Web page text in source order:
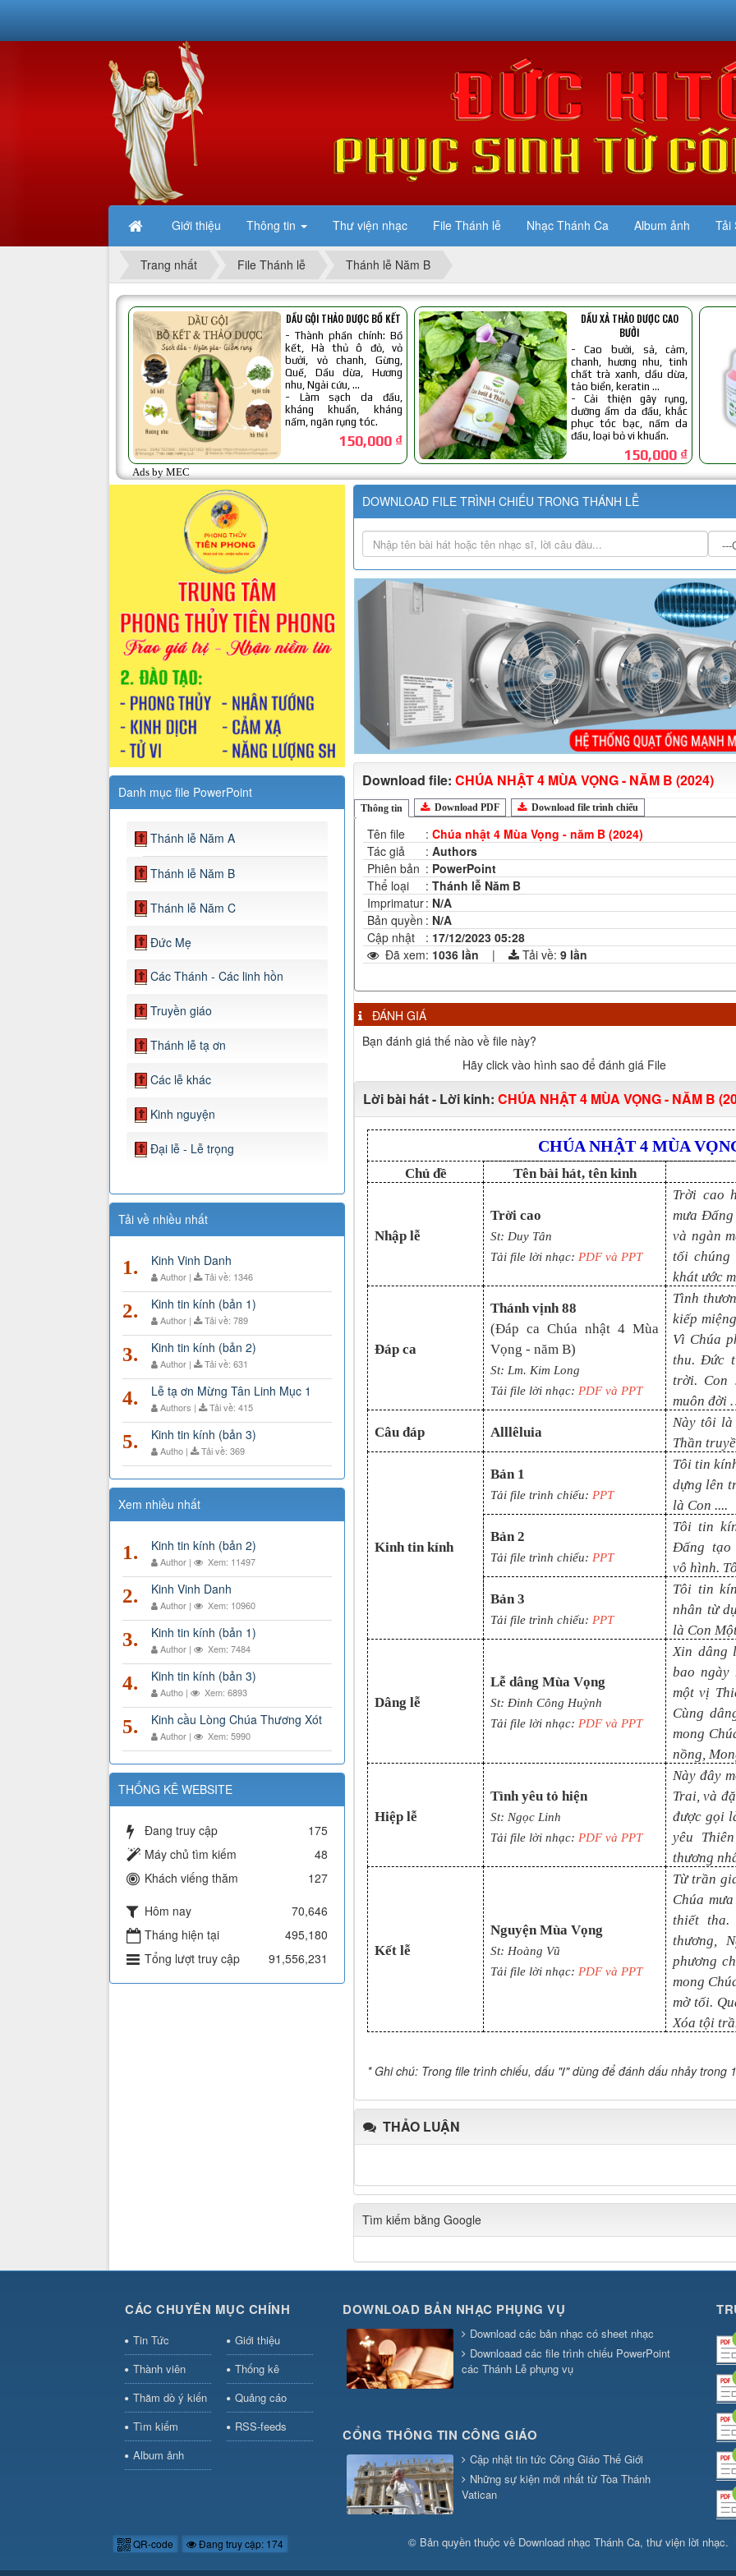
Giới thiệu Thông tin Thư viện nhạc File Thánh lễ Nhạc Thánh Ca Album ảnh Tải
Trang nhất File Thánh lễ Thánh lễ Năm B
Danh mục file PowerPoint
Thánh lễ Năm A
Thánh lễ Năm B
Thánh lễ Năm C
Đức Mẹ
Các Thánh - Các linh hồn
Truyền giáo
Thánh lễ tạ ơn
Các lễ khác
Kinh nguyện
Đại lễ - Lễ trọng
Tải về nhiều nhất
1. Kinh Vinh Danh
Author | Tải về: 1346
2. Kinh tin kính (bản 1)
Author | Tải về: 789
3. Kinh tin kính (bản 2)
Author | Tải về: 631
4. Lễ tạ ơn Mừng Tân Linh Mục 1
Authors | Tải về: 415
5. Kinh tin kính (bản 3)
Autho | Tải về: 369
Xem nhiều nhất
1. Kinh tin kính (bản 2)
Author | Xem: 11497
2. Kinh Vinh Danh
Author | Xem: 10960
3. Kinh tin kính (bản 1)
Author | Xem: 7484
4. Kinh tin kính (bản 3)
Autho | Xem: 6893
5. Kinh cầu Lòng Chúa Thương Xót
Author | Xem: 5990
THỐNG KÊ WEBSITE
Đang truy cập
175
Máy chủ tìm kiếm
48
Khách viếng thăm
127
Hôm nay
70,646
Tháng hiện tại
495,180
Tổng lượt truy cập
91,556,231
DOWNLOAD FILE TRÌNH CHIẾU TRONG THÁNH LỄ
Download file: CHÚA NHẬT 4 MÙA VỌNG - NĂM B (2024)
Thông tin Download PDF Download file trình chiếu
Tên file : Chúa nhật 4 Mùa Vọng - năm B (2024)
Tác giả
: Authors
Phiên bản : PowerPoint
Thể loại
: Thánh lễ Năm B
Imprimatur: N/A
Bản quyền : N/A
Cập nhật
: 17/12/2023 05:28
Đã xem: 1036 lần | Tải về: 9 lần
ĐÁNH GIÁ
Bạn đánh giá thế nào về file này?
Hãy click vào hình sao để đánh giá File
Lời bài hát - Lời kinh: CHÚA NHẬT 4 MÙA VỌNG - NĂM B
CHÚA NHẬT 4 MÙA
Chủ đề Tên bài hát, tên kinh
Nhập lễ
Trời cao
St: Duy Tân
Tải file lời nhạc: PDF và PPT
Trời cao
mưa
và ngàn
tối chúng
khát ước
Đáp ca
Thánh vịnh 88
(Đáp ca Chúa nhật 4 Mùa
Vọng - năm B)
St: Lm. Kim Long
Tải file lời nhạc: PDF và PPT
Tình
kiếp
Vì Chúa
thu. Đức
trời. Con
muôn đời
Câu đáp
Alllêluia
Này tôi
Thần
Kinh tin kính
Bản 1
Tải file trình chiếu: PPT
Tôi tin
dựng lên
là Con ....
Bản 2
Tải file trình chiếu: PPT
Tôi tin
Đấng tạo
vô hình.
Bản 3
Tải file trình chiếu: PPT
Tôi tin
nhân từ
là Con
Dâng lễ
Lễ dâng Mùa Vọng
St: Đinh Công Huỳnh
Tải file lời nhạc: PDF và PPT
Xin dâng
bao ngày
một vị
Cùng
mong
nồng,
Hiệp lễ
Tình yêu tỏ hiện
St: Ngọc Linh
Tải file lời nhạc: PDF và PPT
Này đây
Trai, và
được gọi
yêu
thương
Kết lễ
Nguyện Mùa Vọng
St: Hoàng Vũ
Tải file lời nhạc: PDF và PPT
Từ trần
Chúa
thiết tha.
thương,
phương
mong
mờ tối.
Xóa tội
* Ghi chú: Trong file trình chiếu, dấu "/" dùng để đánh dấu nhảy trong
THẢO LUẬN
Tìm kiếm bằng Google
CÁC CHUYÊN MỤC CHÍNH
Tin Tức
Giới thiệu
Thành viên
Thống kê
Thăm dò ý kiến
Quảng cáo
Tìm kiếm
RSS-feeds
Album ảnh
DOWNLOAD BẢN NHẠC PHỤNG VỤ
Download các bản nhạc có sheet nhạc
Downloaad các file trình chiếu PowerPoint
các Thánh Lễ phụng vụ
CỔNG THÔNG TIN CÔNG GIÁO
Cập nhật tin tức Công Giáo Thế Giới
Những sự kiện mới nhất từ Tòa Thánh
Vatican
QR-code Đang truy cập: 174 © Bản quyền thuộc về Download nhạc Thánh Ca, thư viện lời nhạc.